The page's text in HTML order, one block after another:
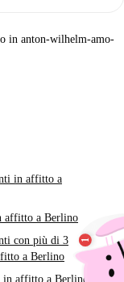
in anton-wilhelm-amo-
in affitto a
affitto a Berlino
con più di 3
a Berlino
affitto a Berlino